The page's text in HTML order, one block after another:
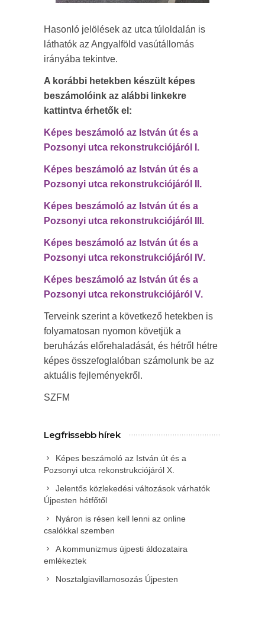
Hasonló jelölések az utca túloldalán is
láthatók az Angyalföld vasútállomás
irányába tekintve.
A korábbi hetekben készült képes
beszámolóink az alábbi linkekre
kattintva érhetők el:
Képes beszámoló az István út és a
Pozsonyi utca rekonstrukciójáról I.
Képes beszámoló az István út és a
Pozsonyi utca rekonstrukciójáról II.
Képes beszámoló az István út és a
Pozsonyi utca rekonstrukciójáról III.
Képes beszámoló az István út és a
Pozsonyi utca rekonstrukciójáról IV.
Képes beszámoló az István út és a
Pozsonyi utca rekonstrukciójáról V.
Terveink szerint a következő hetekben is
folyamatosan nyomon követjük a
beruházás előrehaladását, és hétről hétre
képes összefoglalóban számolunk be az
aktuális fejleményekről.
SZFM
Legfrissebb hírek
Képes beszámoló az István út és a
Pozsonyi utca rekonstrukciójáról X.
Jelentős közlekedési változások várhatók
Újpesten hétfőtől
Nyáron is résen kell lenni az online
csalókkal szemben
A kommunizmus újpesti áldozataira
emlékeztek
Nosztalgiavillamosozás Újpesten